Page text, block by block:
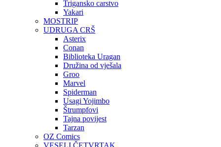
Trigansko carstvo
Yakari
MOSTRIP
UDRUGA CRŠ
Asterix
Conan
Biblioteka Uragan
Družina od vješala
Groo
Marvel
Spiderman
Usagi Yojimbo
Štrumpfovi
Tajna povijest
Tarzan
OZ Comics
VESELI ČETVRTAK